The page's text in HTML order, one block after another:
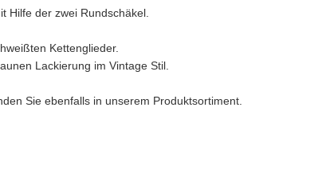
Hilfe der zwei Rundschäkel.
Kettenglieder.
Lackierung im Vintage Stil.
Sie ebenfalls in unserem Produktsortiment.